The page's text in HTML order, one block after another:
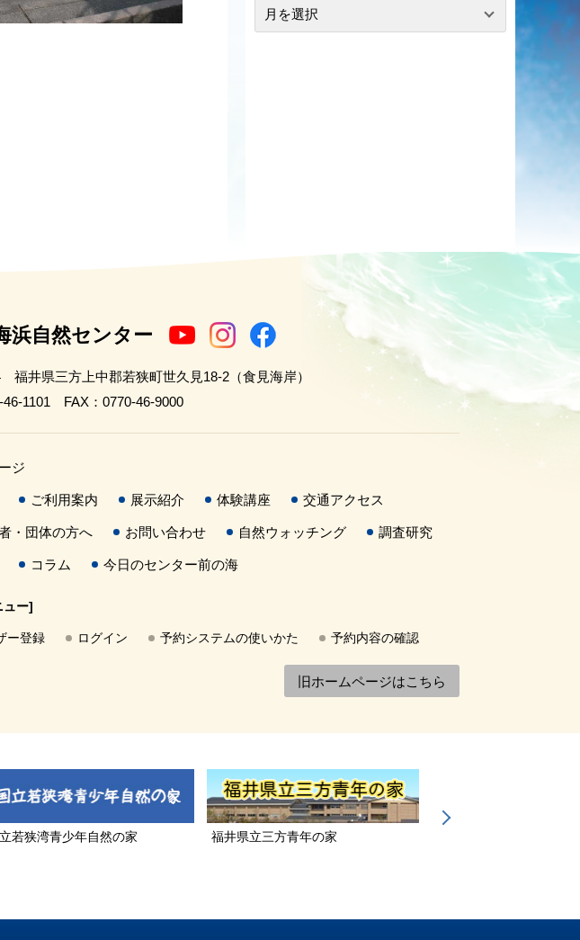
浜自然センター
福井県三方上中郡若狭町世久見18-2（食見海岸）
46-1101 FAX：0770-46-9000
ジ
ご利用案内 展示紹介 体験講座 交通アクセス
・団体の方へ お問い合わせ 自然ウォッチング 調査研究
コラム 今日のセンター前の海
ュー]
ー登録 ログイン 予約システムの使いかた 予約内容の確認
旧ホームページはこちら
若狭湾青少年自然の家 福井県立三方青年の家